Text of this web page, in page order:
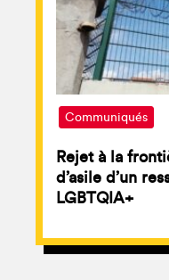
Communiqués
Rejet à la
d’asile d’un
LGBTQIA+